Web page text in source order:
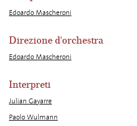
Edoardo Mascheroni
Direzione d'orchestra
Edoardo Mascheroni
Interpreti
Julian Gayarre
Paolo Wulmann